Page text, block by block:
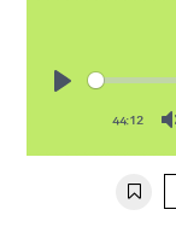
44:12